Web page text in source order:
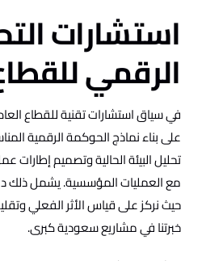
استشارات
الرقمي
في سياق استشارات تقنية للقطاع
على بناء نماذج الحوكمة الرقمية
تحليل البيئة الحالية وتصميم إطارات
مع العمليات المؤسسية. يشمل ذلك
حيث نركز على قياس الأثر الفعلي
خبرتنا في مشاريع سعودية كبرى.​​